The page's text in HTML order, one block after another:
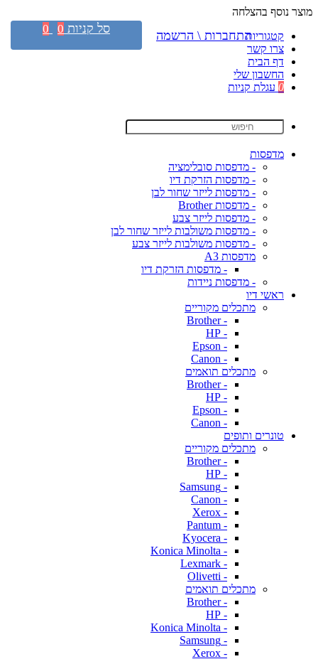
מוצר נוסף בהצלחה
קטגוריות
צרו קשר
דף הבית
החשבון שלי
0 עגלת קניות
מדפסות
- מדפסות סובלימציה
- מדפסות הזרקת דיו
- מדפסות לייזר שחור לבן
- מדפסות Brother
- מדפסות לייזר צבע
- מדפסות משולבות לייזר שחור לבן
- מדפסות משולבות לייזר צבע
מדפסות A3
- מדפסות הזרקת דיו
- מדפסות ניידות
ראשי דיו
מתכלים מקוריים
- Brother
- HP
- Epson
- Canon
מתכלים תואמים
- Brother
- HP
- Epson
- Canon
טונרים ותופים
מתכלים מקוריים
- Brother
- HP
- Samsung
- Canon
- Xerox
- Pantum
- Kyocera
- Konica Minolta
- Lexmark
- Olivetti
מתכלים תואמים
- Brother
- HP
- Konica Minolta
- Samsung
- Xerox
התחברות \ הרשמה סל קניות 0
0